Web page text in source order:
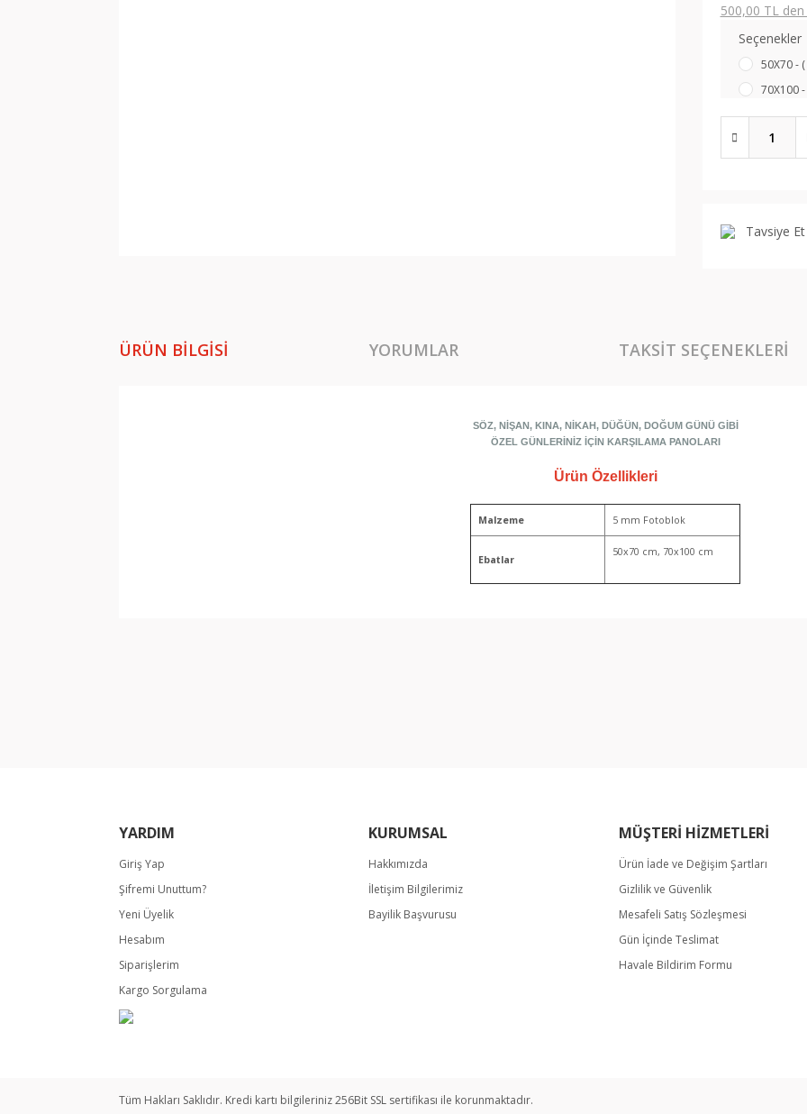
500,00 TL
Seçenekler
50X70 -
70X100
Tavsiye Et
ÜRÜN BILGISI YORUMLAR TAKSIT SEÇENEKLERI
SÖZ, NİŞAN, KINA, NİKAH, DÜĞÜN, DOĞUM GÜNÜ GİBİ
ÖZEL GÜNLERİNİZ İÇİN KARŞILAMA PANOLARI
Ürün Özellikleri
Malzeme 5 mm Fotoblok
Ebatlar
50x70 cm, 70x100 cm
YARDIM
Giriş Yap
Şifremi Unuttum?
Yeni Üyelik
Hesabım
Siparişlerim
Kargo Sorgulama
KURUMSAL
Hakkımızda
İletişim Bilgilerimiz
Bayilik Başvurusu
MÜŞTERİ HİZMETLERİ
Ürün İade ve Değişim Şartları
Gizlilik ve Güvenlik
Mesafeli Satış Sözleşmesi
Gün İçinde Teslimat
Havale Bildirim Formu
Tüm Hakları Saklıdır. Kredi kartı bilgileriniz 256Bit SSL sertifikası ile korunmaktadır.